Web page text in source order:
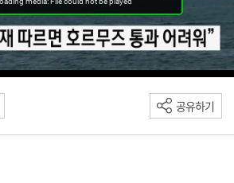
공유하기